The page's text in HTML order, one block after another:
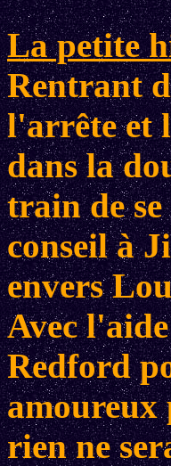
La petite
Rentrant
l'arrête et
dans la
train de
conseil à
envers
Avec
Redford
amoureux
rien ne